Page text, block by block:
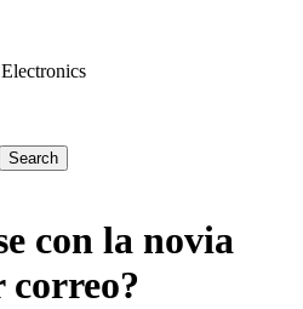
Search
con la novia
correo?